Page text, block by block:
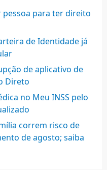
pessoa para ter direito
de Identidade já
de aplicativo de
Direto
no Meu INSS pelo
correm risco de
de agosto; saiba